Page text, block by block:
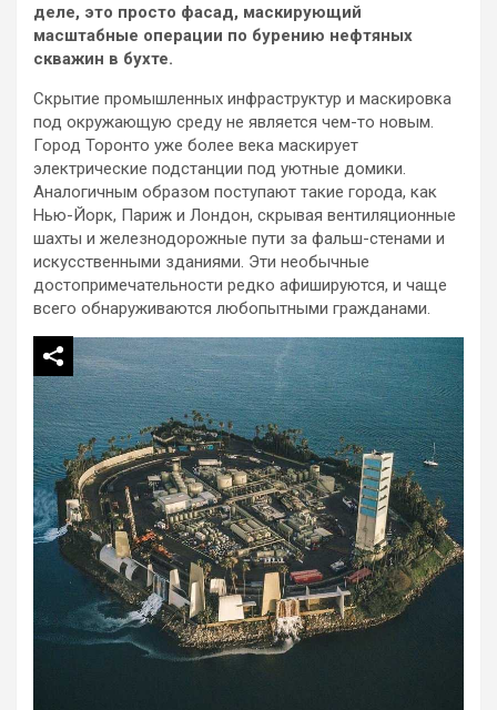
деле, это просто фасад, маскирующий
масштабные операции по бурению нефтяных
скважин в бухте.
Скрытие промышленных инфраструктур и маскировка
под окружающую среду не является чем-то новым.
Город Торонто уже более века маскирует
электрические подстанции под уютные домики.
Аналогичным образом поступают такие города, как
Нью-Йорк, Париж и Лондон, скрывая вентиляционные
шахты и железнодорожные пути за фальш-стенами и
искусственными зданиями. Эти необычные
достопримечательности редко афишируются, и чаще
всего обнаруживаются любопытными гражданами.